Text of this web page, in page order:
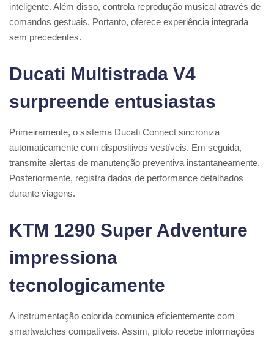
inteligente. Além disso, controla reprodução musical através de
comandos gestuais. Portanto, oferece experiência integrada
sem precedentes.
Ducati Multistrada V4
surpreende entusiastas
Primeiramente, o sistema Ducati Connect sincroniza
automaticamente com dispositivos vestíveis. Em seguida,
transmite alertas de manutenção preventiva instantaneamente.
Posteriormente, registra dados de performance detalhados
durante viagens.
KTM 1290 Super Adventure
impressiona
tecnologicamente
A instrumentação colorida comunica eficientemente com
smartwatches compatíveis. Assim, piloto recebe informações